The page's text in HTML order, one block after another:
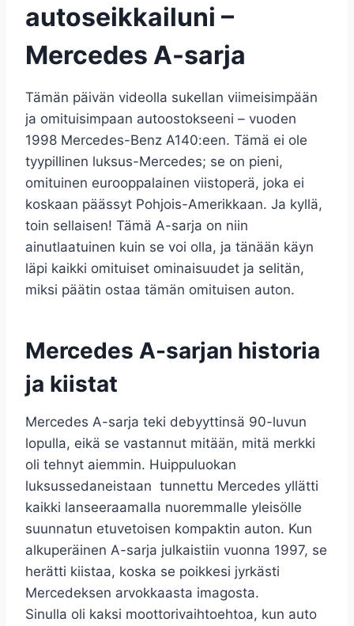
autoseikkailuni –
Mercedes A-sarja
Tämän päivän videolla sukellan viimeisimpään
ja omituisimpaan autoostokseeni – vuoden
1998 Mercedes-Benz A140:een. Tämä ei ole
tyypillinen luksus-Mercedes; se on pieni,
omituinen eurooppalainen viistoperä, joka ei
koskaan päässyt Pohjois-Amerikkaan. Ja kyllä,
toin sellaisen! Tämä A-sarja on niin
ainutlaatuinen kuin se voi olla, ja tänään käyn
läpi kaikki omituiset ominaisuudet ja selitän,
miksi päätin ostaa tämän omituisen auton.
Mercedes A-sarjan historia
ja kiistat
Mercedes A-sarja teki debyyttinsä 90-luvun
lopulla, eikä se vastannut mitään, mitä merkki
oli tehnyt aiemmin. Huippuluokan
luksussedaneistaan ​​ tunnettu Mercedes yllätti
kaikki lanseeraamalla nuoremmalle yleisölle
suunnatun etuvetoisen kompaktin auton. Kun
alkuperäinen A-sarja julkaistiin vuonna 1997, se
herätti kiistaa, koska se poikkesi jyrkästi
Mercedeksen arvokkaasta imagosta.
Sinulla oli kaksi moottorivaihtoehtoa, kun auto